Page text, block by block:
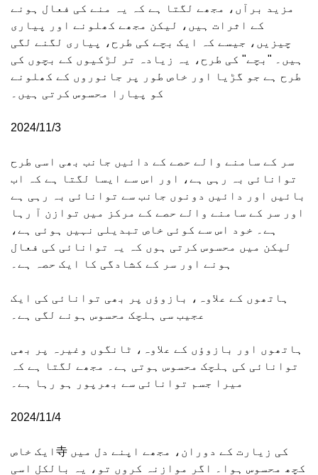
مزید برآں، مجھے لگتا ہے کہ یہ منے کی فعال ہونے
کے اثرات ہیں، لیکن مجھے کھلونے اور پیاری
چیزیں، جیسے کہ ایک بچے کی طرح، پیاری لگنے لگی
ہیں۔ "بچے" کی طرح، یہ زیادہ تر لڑکیوں کے بچوں کی
طرح ہے جو گڑیا اور خاص طور پر جانوروں کے کھلونے
کو پیارا محسوس کرتی ہیں۔
2024/11/3
سر کے سامنے والے حصے کے دائیں جانب بھی اسی طرح
توانائی بہ رہی ہے، اور اس سے ایسا لگتا ہے کہ اب
بائیں اور دائیں دونوں جانب سے توانائی بہ رہی ہے
اور سر کے سامنے والے حصے کے مرکز میں توازن آ رہا
ہے۔ خود اس سے کوئی خاص تبدیلی نہیں ہوئی ہے،
لیکن میں محسوس کرتی ہوں کہ یہ توانائی کی فعال
ہونے اور سر کے کشادگی کا ایک حصہ ہے۔
ہاتھوں کے علاوہ، بازوؤں پر بھی توانائی کی ایک
عجیب سی ہلچک محسوس ہونے لگی ہے۔
ہاتھوں اور بازوؤں کے علاوہ، ٹانگوں وغیرہ پر بھی
توانائی کی ہلچک محسوس ہوتی ہے۔ مجھے لگتا ہے کہ
میرا جسم توانائی سے بھرپور ہو رہا ہے۔
2024/11/4
ایک خاص寺 کی زیارت کے دوران، مجھے اپنے دل میں
کچھ محسوس ہوا۔ اگر موازنہ کروں تو، یہ بالکل اسی